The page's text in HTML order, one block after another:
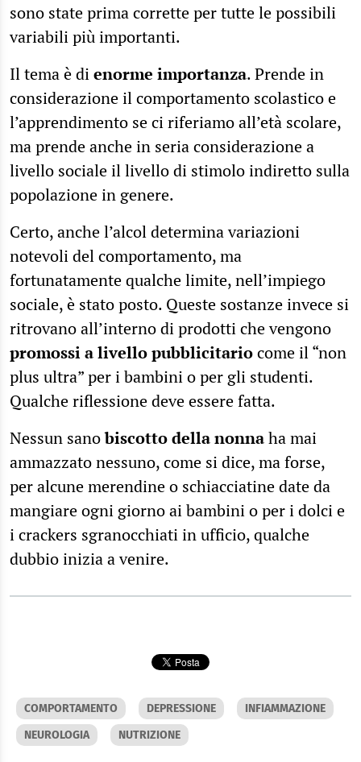
sono state prima corrette per tutte le possibili
variabili più importanti.
Il tema è dienorme importanza. Prende in
considerazione il comportamento scolastico e
l’apprendimento se ci riferiamo all’età scolare,
ma prende anche in seria considerazione a
livello sociale il livello di stimolo indiretto sulla
popolazione in genere.
Certo, anche l’alcol determina variazioni
notevoli del comportamento, ma
fortunatamente qualche limite, nell’impiego
sociale, è stato posto. Queste sostanze invece si
ritrovano all’interno di prodotti che vengono
promossi a livello pubblicitariocome il “non
plus ultra” per i bambini o per gli studenti.
Qualche riflessione deve essere fatta.
Nessun sanobiscotto della nonnaha mai
ammazzato nessuno, come si dice, ma forse,
per alcune merendine o schiacciatine date da
mangiare ogni giorno ai bambini o per i dolci e
i crackers sgranocchiati in ufficio, qualche
dubbio inizia a venire.
COMPORTAMENTO DEPRESSIONE
INFIAMMAZIONE
NEUROLOGIA
NUTRIZIONE